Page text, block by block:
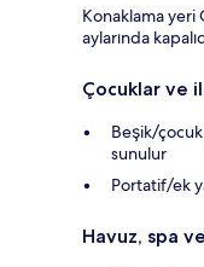
Konaklama yeri
aylarında
Çocuklar ve
Beşik/çocuk
sunulur
Portatif/ek
Havuz, spa